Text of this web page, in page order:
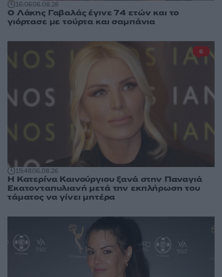
16:0606.08.26
Ο Λάκης Γαβαλάς έγινε 74 ετών και το
γιόρτασε με τούρτα και σαμπάνια
15:4806.08.26
Η Κατερίνα Καινούργιου ξανά στην Παναγιά
Εκατονταπυλιανή μετά την εκπλήρωση του
τάματος να γίνει μητέρα
6